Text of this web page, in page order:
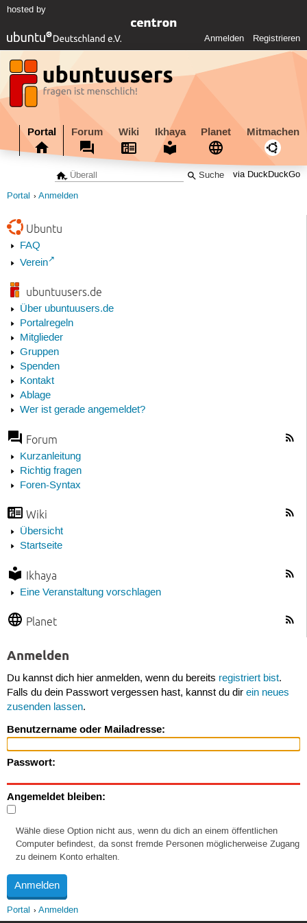
hosted by
Anmelden Registrieren
Portal Forum Wiki Ikhaya Planet Mitmachen
via DuckDuckGo
Portal Anmelden
Ubuntu
FAQ
Verein
ubuntuusers.de
Über ubuntuusers.de
Portalregeln
Mitglieder
Gruppen
Spenden
Kontakt
Ablage
Wer ist gerade angemeldet?
Forum
Kurzanleitung
Richtig fragen
Foren-Syntax
Wiki
Übersicht
Startseite
Ikhaya
Eine Veranstaltung vorschlagen
Planet
Anmelden
Du kannst dich hier anmelden, wenn du bereits registriert bist.
Falls du dein Passwort vergessen hast, kannst du dir ein neues
zusenden lassen.
Benutzername oder Mailadresse:
Passwort:
Angemeldet bleiben:
Wähle diese Option nicht aus, wenn du dich an einem öffentlichen
Computer befindest, da sonst fremde Personen möglicherweise Zugang
zu deinem Konto erhalten.
Portal Anmelden